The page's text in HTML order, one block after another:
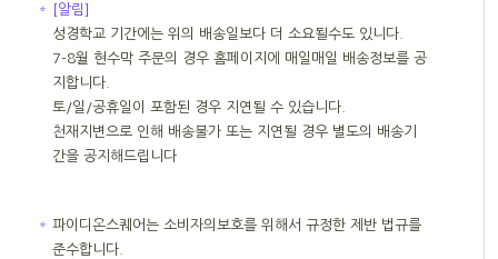
＊
[알림]
성경학교 기간에는 위의 배송일보다 더 소요될수도 있니다.
7-8월 현수막 주문의 경우 홈페이지에 매일매일 배송정보를 공
지합니다.
토/일/공휴일이 포함된 경우 지연될 수 있습니다.
천재지변으로 인해 배송불가 또는 지연될 경우 별도의 배송기
간을 공지해드립니다
＊ 파이디온스퀘어는 소비자의보호를 위해서 규정한 제반 법규를
준수합니다.